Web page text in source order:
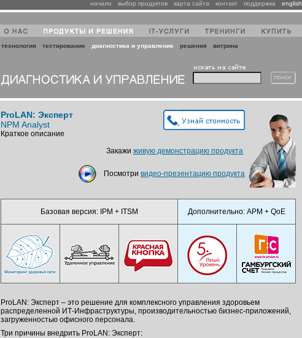
начало выбор продуктов карта сайта контакт поддержка english
технология тестирование диагностика и управление решения витрина
ProLAN: Эксперт
NPM Analyst
Краткое описание
Закажи живую демонстрацию продукта
Посмотри видео-презентацию продукта
Базовая версия: IPM + ITSM Дополнительно: APM + QoE
ProLAN: Эксперт – это решение для комплексного управления здоровьем
распределенной ИТ-Инфраструктуры, производительностью бизнес-приложений,
загруженностью офисного персонала.
Три причины внедрить ProLAN: Эксперт: